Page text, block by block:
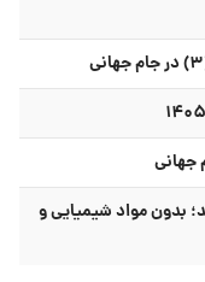
تمیز کنید؛ بدون مواد شیمیایی و